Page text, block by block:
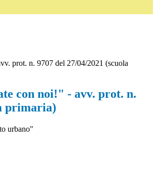
prot. n. 9707 del 27/04/2021 (scuola
con noi!" - avv. prot. n.
primaria)
urbano"